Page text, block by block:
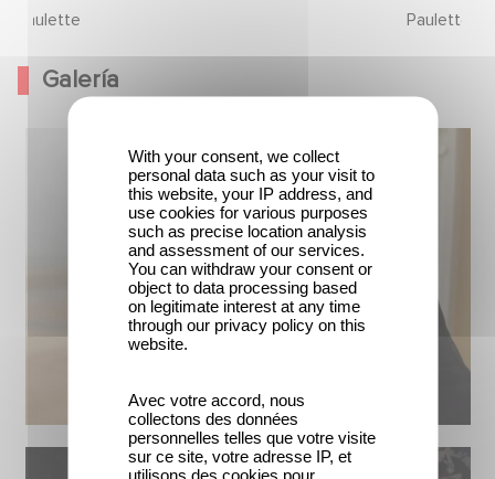
Paulette Paulette
Galería
With your consent, we collect
personal data such as your visit to
this website, your IP address, and
use cookies for various purposes
such as precise location analysis
and assessment of our services.
You can withdraw your consent or
object to data processing based
on legitimate interest at any time
through our privacy policy on this
website.
Avec votre accord, nous
collectons des données
personnelles telles que votre visite
sur ce site, votre adresse IP, et
utilisons des cookies pour